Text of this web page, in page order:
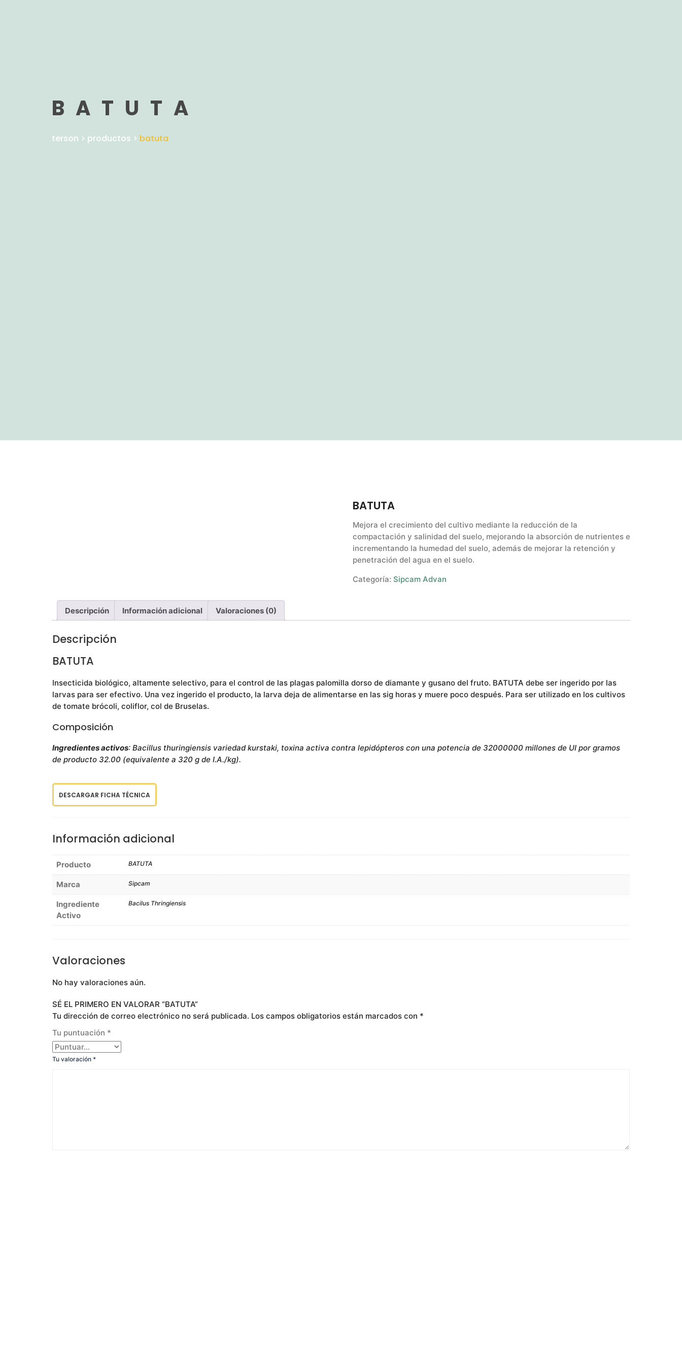
BATUTA
terson > productos > batuta
BATUTA
Mejora el crecimiento del cultivo mediante la reducción de la
compactación y salinidad del suelo, mejorando la absorción de nutrientes e
incrementando la humedad del suelo, además de mejorar la retención y
penetración del agua en el suelo.
Categoría: Sipcam Advan
Descripción Información adicional Valoraciones (0)
Descripción
BATUTA
Insecticida biológico, altamente selectivo, para el control de las plagas palomilla dorso de diamante y gusano del fruto. BATUTA debe ser ingerido por las
larvas para ser efectivo. Una vez ingerido el producto, la larva deja de alimentarse en las sig horas y muere poco después. Para ser utilizado en los cultivos
de tomate brócoli, coliflor, col de Bruselas.
Composición
Ingredientes activos: Bacillus thuringiensis variedad kurstaki, toxina activa contra lepidópteros con una potencia de 32000000 millones de UI por gramos
de producto 32.00 (equivalente a 320 g de I.A./kg).
DESCARGAR FICHA TÉCNICA
Información adicional
Producto BATUTA
Marca Sipcam
Ingrediente
Activo
Bacilus Thringiensis
Valoraciones
No hay valoraciones aún.
SÉ EL PRIMERO EN VALORAR “BATUTA”
Tu dirección de correo electrónico no será publicada. Los campos obligatorios están marcados con *
Tu puntuación *
Tu valoración *